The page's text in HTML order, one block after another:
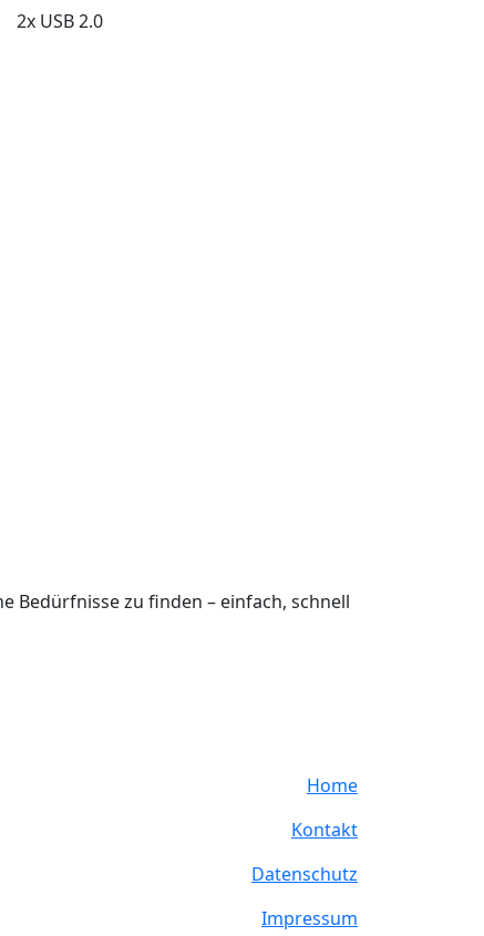
2x USB 2.0
Bedürfnisse zu finden – einfach, schnell
Home
Kontakt
Datenschutz
Impressum